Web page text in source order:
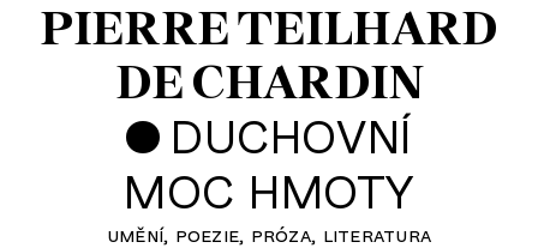
PIERRE TEILHARD
DE CHARDIN
• DUCHOVNÍ
MOC HMOTY
umění poezie próza literatura